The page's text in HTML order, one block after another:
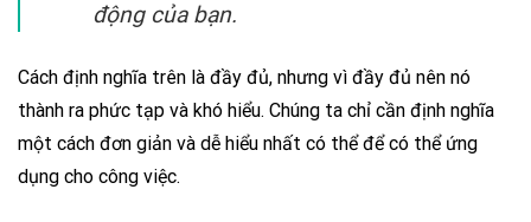
động của bạn.
Cách định nghĩa trên là đầy đủ, nhưng vì đầy đủ nên nó
thành ra phức tạp và khó hiểu. Chúng ta chỉ cần định nghĩa
một cách đơn giản và dễ hiểu nhất có thể để có thể ứng
dụng cho công việc.